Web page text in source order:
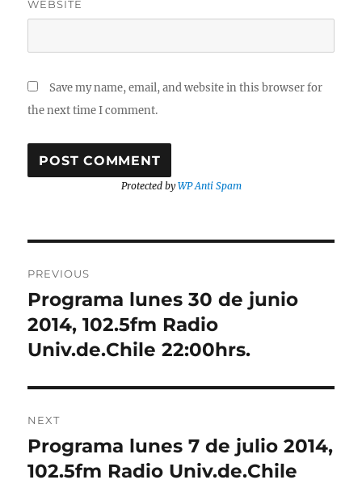
WEBSITE
Save my name, email, and website in this browser for
the next time I comment.
Protected byWP Anti Spam
navigation
PREVIOUS
Previous
post:
Programa lunes 30 de junio
2014, 102.5fm Radio
Univ.de.Chile 22:00hrs.
NEXT
Next
post:
Programa lunes 7 de julio 2014,
102.5fm Radio Univ.de.Chile